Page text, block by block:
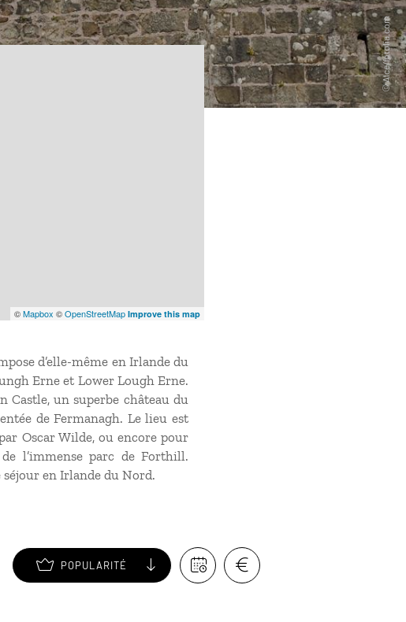
©Mapbox ©OpenStreetMap Improve this map
d’elle-même en Irlande du
Erne et Lower Lough Erne.
Castle, un superbe château du
de Fermanagh. Le lieu est
Oscar Wilde, ou encore pour
l’immense parc de Forthill.
en Irlande du Nord.
POPULARITÉ